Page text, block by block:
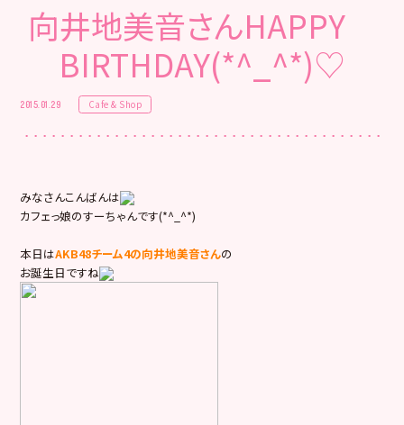
向井地美音さんHAPPY
BIRTHDAY(*^_^*)♡
2015.01.29 Cafe & Shop
みなさんこんばんは
カフェっ娘のすーちゃんです(*^_^*)
本日はAKB48チーム4の向井地美音さんの
お誕生日ですね